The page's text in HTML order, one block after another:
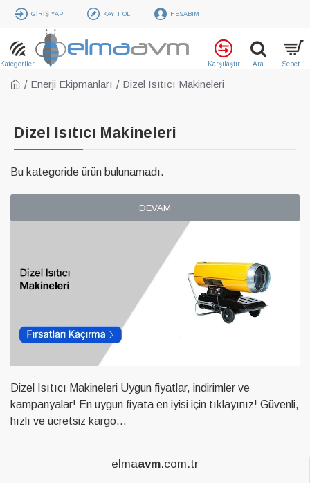
GIRIŞ YAP KAYIT OL HESABIM
Enerji Ekipmanları Dizel Isıtıcı Makineleri
Dizel Isıtıcı Makineleri
Dizel Isıtıcı Makineleri Uygun fiyatlar, indirimler ve
kampanyalar! En uygun fiyata en iyisi için tıklayınız! Güvenli,
hızlı ve ücretsiz kargo...
Bu kategoride ürün bulunamadı.
DEVAM
elmaavm.com.tr